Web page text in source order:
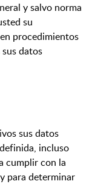
y salvo norma
su
procedimientos
datos
sus datos
incluso
cumplir con la
para determinar